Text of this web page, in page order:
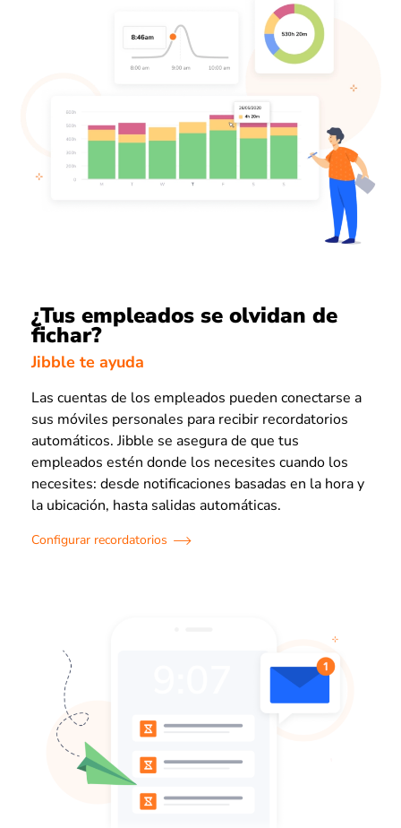
¿Tus empleados se olvidan de
fichar?
Jibble te ayuda
Las cuentas de los empleados pueden conectarse a
sus móviles personales para recibir recordatorios
automáticos. Jibble se asegura de que tus
empleados estén donde los necesites cuando los
necesites: desde notificaciones basadas en la hora y
la ubicación, hasta salidas automáticas.
Configurar recordatorios